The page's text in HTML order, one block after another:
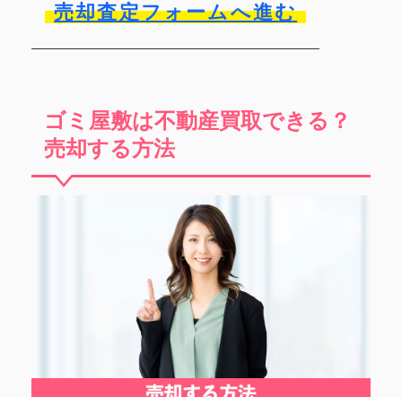
売却査定フォームへ進む
ゴミ屋敷は不動産買取できる？
売却する方法